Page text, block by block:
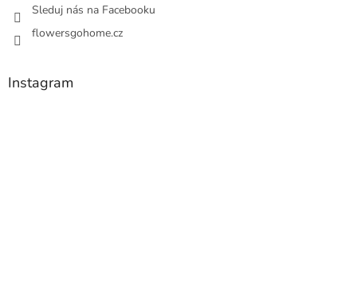
Sleduj nás na Facebooku
flowersgohome.cz
Instagram